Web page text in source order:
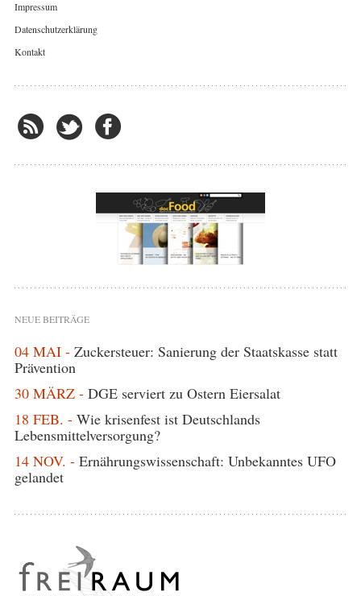
Impressum
Datenschutzerklärung
Kontakt
NEUE BEITRÄGE
04 MAI - Zuckersteuer: Sanierung der Staatskasse statt
Prävention
30 MÄRZ - DGE serviert zu Ostern Eiersalat
18 FEB. - Wie krisenfest ist Deutschlands
Lebensmittelversorgung?
14 NOV. - Ernährungswissenschaft: Unbekanntes UFO
gelandet